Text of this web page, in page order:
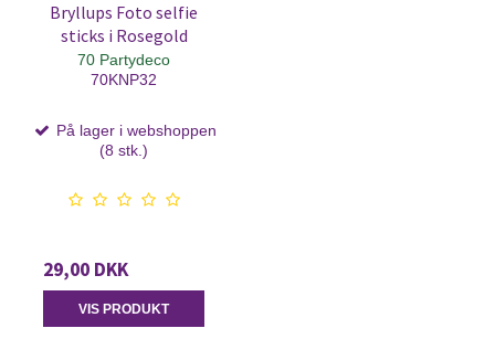
Bryllups Foto selfie
sticks i Rosegold
70 Partydeco
70KNP32
På lager i webshoppen
(8 stk.)
29,00 DKK
VIS PRODUKT